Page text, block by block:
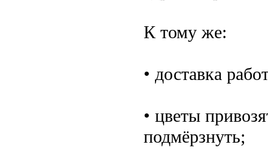
К тому же:
• доставка
• цветы
подмёрзнуть;